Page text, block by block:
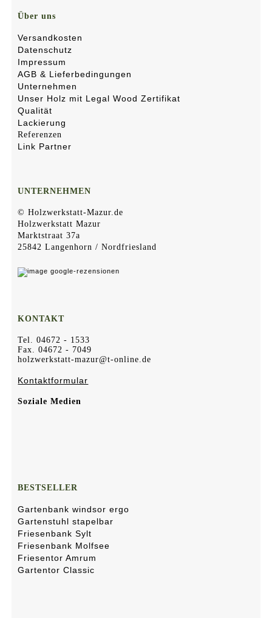
Über uns
Versandkosten
Datenschutz
Impressum
AGB & Lieferbedingungen
Unternehmen
Unser Holz mit Legal Wood Zertifikat
Qualität
Lackierung
Referenzen
Link Partner
UNTERNEHMEN
© Holzwerkstatt-Mazur.de
Holzwerkstatt Mazur
Marktstraat 37a
25842 Langenhorn / Nordfriesland
KONTAKT
Tel. 04672 - 1533
Fax. 04672 - 7049
holzwerkstatt-mazur@t-online.de
Kontaktformular
Soziale Medien
BESTSELLER
Gartenbank windsor ergo
Gartenstuhl stapelbar
Friesenbank Sylt
Friesenbank Molfsee
Friesentor Amrum
Gartentor Classic